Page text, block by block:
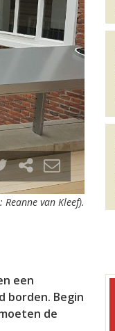
Reanne van Kleef).
een
borden. Begin
de